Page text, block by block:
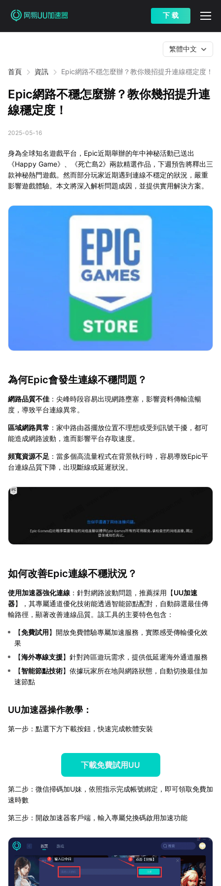
下 载
首頁 資訊 Epic網路不穩怎麼辦？教你幾招提升連線穩定度！
繁體中文
Epic網路不穩怎麼辦？教你幾招提升連
線穩定度！
2025-05-16
身為全球知名遊戲平台，Epic近期舉辦的年中神秘活動已送出
《Happy Game》、《死亡島2》兩款精選作品，下週預告將釋出三
款神秘熱門遊戲。然而部分玩家近期遇到連線不穩定的狀況，嚴重
影響遊戲體驗。本文將深入解析問題成因，並提供實用解決方案。
為何Epic會發生連線不穩問題？
網路品質不佳 ：尖峰時段容易出現網路壅塞，影響資料傳輸流暢
度，導致平台連線異常。
區域網路異常 ：家中路由器擺放位置不理想或受到訊號干擾，都可
能造成網路波動，進而影響平台存取速度。
頻寬資源不足 ：當多個高流量程式在背景執行時，容易導致Epic平
台連線品質下降，出現斷線或延遲狀況。
如何改善Epic連線不穩狀況？
使用加速器強化連線 ：針對網路波動問題，推薦採用【UU加速
器】，其專屬通道優化技術能透過智能節點配對，自動篩選最佳傳
輸路徑，顯著改善連線品質。該工具的主要特色包含：
【免費試用 】開放免費體驗專屬加速服務，實際感受傳輸優化效
果
【海外專線支援】針對跨區遊玩需求，提供低延遲海外通道服務
【智能節點技術】依據玩家所在地與網路狀態，自動切換最佳加
速節點
UU加速器操作教學：
第一步：點選下方下載按鈕，快速完成軟體安裝
下載免費試用UU
第二步：微信掃碼加U妹，依照指示完成帳號綁定，即可領取免費加
速時數
第三步：開啟加速器客戶端，輸入專屬兌換碼啟用加速功能